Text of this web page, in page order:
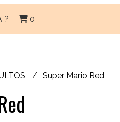
? 0
Super Mario Red